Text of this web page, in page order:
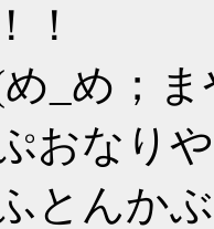
！
_め；
おなり
とんか